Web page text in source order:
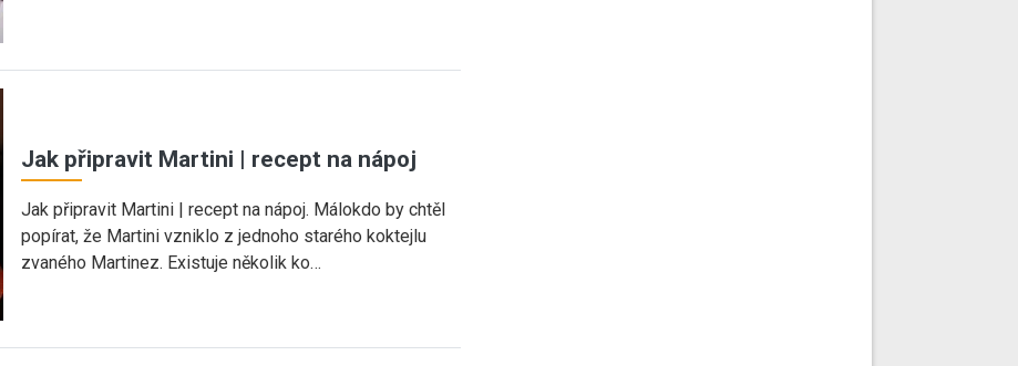
Jak připravit Martini | recept na nápoj
Jak připravit Martini | recept na nápoj. Málokdo by chtěl
popírat, že Martini vzniklo z jednoho starého koktejlu
zvaného Martinez. Existuje několik ko…